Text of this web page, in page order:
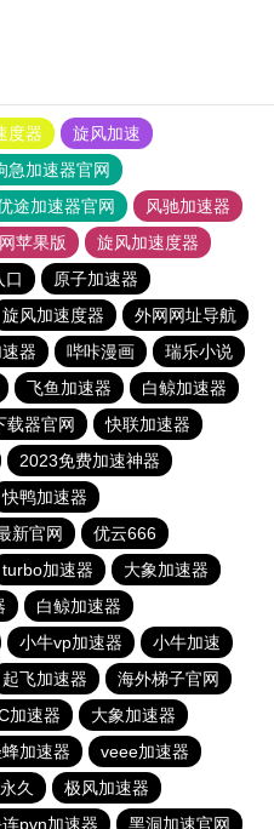
度器
旋风加速
急加速器官网
途加速器官网
风驰加速器
苹果版
旋风加速度器
口
原子加速器
旋风加速度器
外网网址导航
器 哔咔漫画
瑞乐小说
飞鱼加速器
白鲸加速器
载器官网
快联加速器
2023免费加速神器
快鸭加速器
新官网
优云666
turbo加速器
大象加速器
白鲸加速器
小牛vp加速器
小牛加速
起飞加速器
海外梯子官网
加速器
大象加速器
加速器
veee加速器
久
极风加速器
pvn加速器 黑洞加速官网